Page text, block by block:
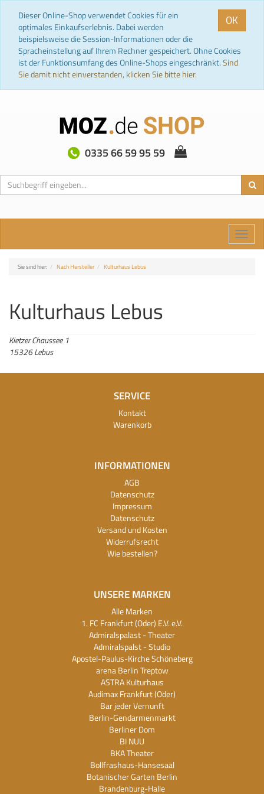
OK
Dieser Online-Shop verwendet Cookies für ein
optimales Einkaufserlebnis. Dabei werden
beispielsweise die Session-Informationen oder die
Spracheinstellung auf Ihrem Rechner gespeichert. Ohne Cookies
ist der Funktionsumfang des Online-Shops eingeschränkt.Sind
Sie damit nicht einverstanden, klicken Sie bitte hier.
0335 66 59 95 59
Toggle
Sie sind hier: Nach Hersteller Kulturhaus Lebus
Kulturhaus Lebus
Kietzer Chaussee 1
15326 Lebus
SERVICE
Kontakt
Warenkorb
INFORMATIONEN
AGB
Datenschutz
Impressum
Datenschutz
Versand und Kosten
Widerrufsrecht
Wie bestellen?
UNSERE MARKEN
Alle Marken
1. FC Frankfurt (Oder) E.V. e.V.
Admiralspalast - Theater
Admiralspalst - Studio
Apostel-Paulus-Kirche Schöneberg
arena Berlin Treptow
ASTRA Kulturhaus
Audimax Frankfurt (Oder)
Bar jeder Vernunft
Berlin-Gendarmenmarkt
Berliner Dom
BI NUU
BKA Theater
Bollfrashaus-Hansesaal
Botanischer Garten Berlin
Brandenburg-Halle